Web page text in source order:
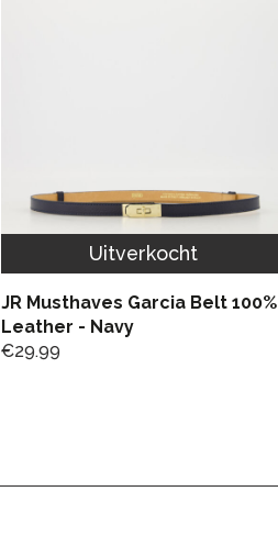
Uitverkocht
JR Musthaves Garcia Belt 100%
Leather - Navy
€29.99